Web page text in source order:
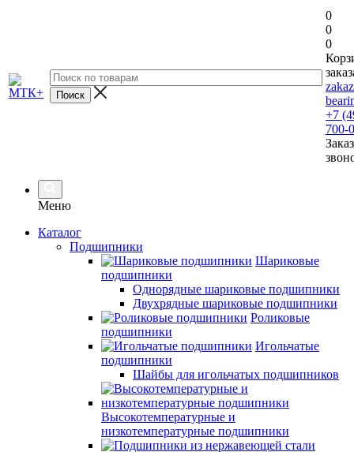
0
0
0
+7
700-
Меню
Каталог
Подшипники
Шариковые
подшипники
Однорядные шариковые подшипники
Двухрядные шариковые подшипники
Роликовые
подшипники
Игольчатые
подшипники
Шайбы для игольчатых подшипников
Высокотемпературные и
низкотемпературные подшипники